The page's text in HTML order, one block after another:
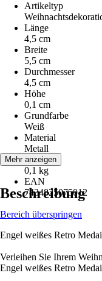
Artikeltyp
Länge
4,5 cm
Breite
5,5 cm
Durchmesser
4,5 cm
Höhe
0,1 cm
Grundfarbe
Weiß
Material
Metall
Gewicht
0,1 kg
EAN
7434825075012
Mehr anzeigen
Beschreibung
Bereich überspringen
Engel weißes Retro
Verleihen Sie Ihrem
Engel weißes Retro